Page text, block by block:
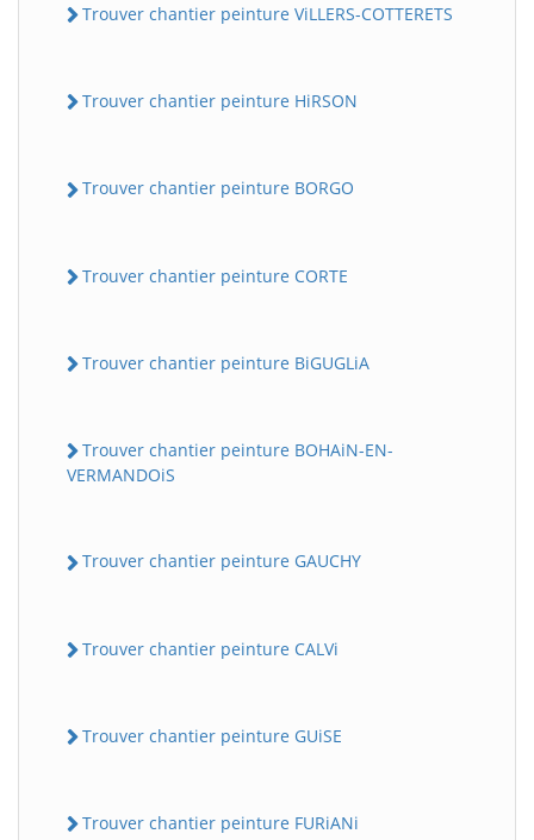
Trouver chantier peinture ViLLERS-COTTERETS
Trouver chantier peinture HiRSON
Trouver chantier peinture BORGO
Trouver chantier peinture CORTE
Trouver chantier peinture BiGUGLiA
Trouver chantier peinture BOHAiN-EN-
VERMANDOiS
Trouver chantier peinture GAUCHY
Trouver chantier peinture CALVi
Trouver chantier peinture GUiSE
Trouver chantier peinture FURiANi